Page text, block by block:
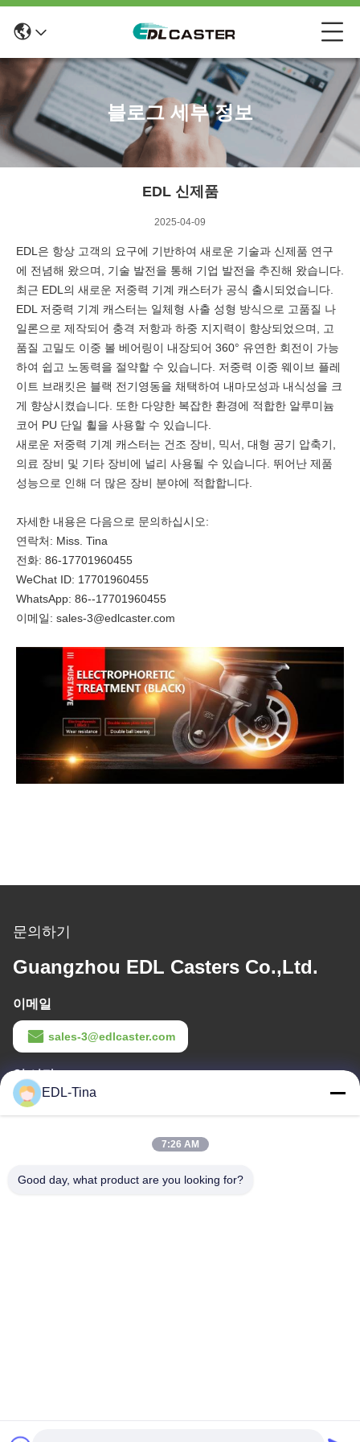
블로그 세부 정보
EDL 신제품
2025-04-09
EDL은 항상 고객의 요구에 기반하여 새로운 기술과 신제품 연구
에 전념해 왔으며, 기술 발전을 통해 기업 발전을 추진해 왔습니다.
최근 EDL의 새로운 저중력 기계 캐스터가 공식 출시되었습니다.
EDL 저중력 기계 캐스터는 일체형 사출 성형 방식으로 고품질 나
일론으로 제작되어 충격 저항과 하중 지지력이 향상되었으며, 고
품질 고밀도 이중 볼 베어링이 내장되어 360° 유연한 회전이 가능
하여 쉽고 노동력을 절약할 수 있습니다. 저중력 이중 웨이브 플레
이트 브래킷은 블랙 전기영동을 채택하여 내마모성과 내식성을 크
게 향상시켰습니다. 또한 다양한 복잡한 환경에 적합한 알루미늄
코어 PU 단일 휠을 사용할 수 있습니다.
새로운 저중력 기계 캐스터는 건조 장비, 믹서, 대형 공기 압축기,
의료 장비 및 기타 장비에 널리 사용될 수 있습니다. 뛰어난 제품
성능으로 인해 더 많은 장비 분야에 적합합니다.
자세한 내용은 다음으로 문의하십시오:
연락처: Miss. Tina
전화: 86-17701960455
WeChat ID: 17701960455
WhatsApp: 86--17701960455
이메일: sales-3@edlcaster.com
문의하기
Guangzhou EDL Casters Co.,Ltd.
이메일
sales-3@edlcaster.com
일 시간
08:30-17:30
방 1003, 나샤 국제 재능 항구, 167 하이빈 로드, 나샤 스트리트, 광
EDL-Tina
7:26 AM
Good day, what product are you looking for?